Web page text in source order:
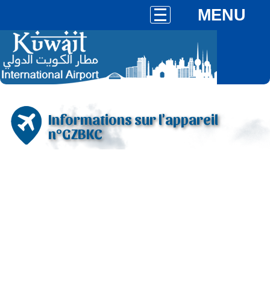
MENU
Informations sur l'appareil
n°GZBKC